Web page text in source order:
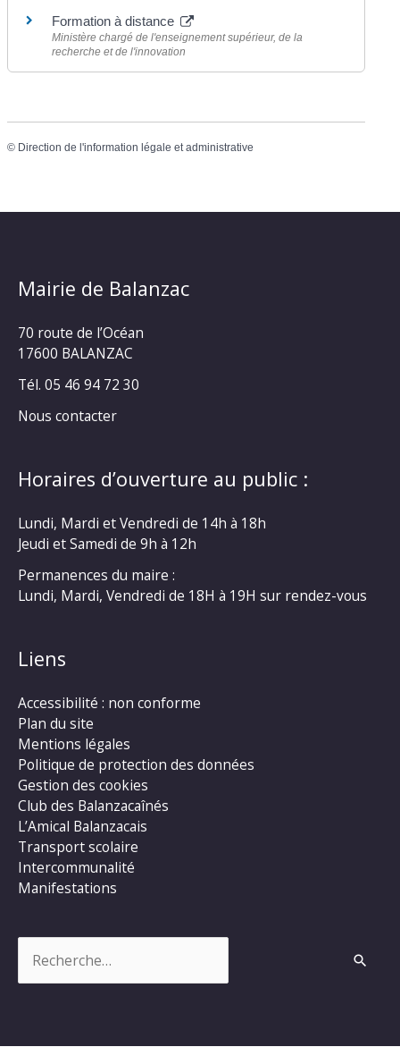
Formation à distance
Ministère chargé de l'enseignement supérieur, de la
recherche et de l'innovation
© Direction de l'information légale et administrative
Mairie de Balanzac
70 route de l’Océan
17600 BALANZAC
Tél. 05 46 94 72 30
Nous contacter
Horaires d’ouverture au public :
Lundi, Mardi et Vendredi de 14h à 18h
Jeudi et Samedi de 9h à 12h
Permanences du maire :
Lundi, Mardi, Vendredi de 18H à 19H sur rendez-vous
Liens
Accessibilité : non conforme
Plan du site
Mentions légales
Politique de protection des données
Gestion des cookies
Club des Balanzacaînés
L’Amical Balanzacais
Transport scolaire
Intercommunalité
Manifestations